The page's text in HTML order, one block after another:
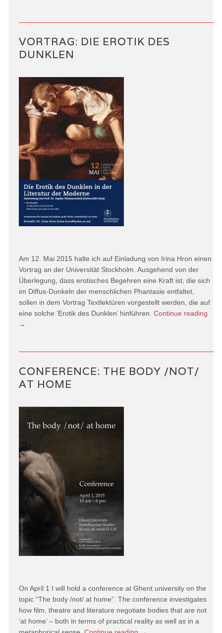
VORTRAG: DIE EROTIK DES
DUNKLEN
Am 12. Mai 2015 halte ich auf Einladung von Irina Hron einen
Vortrag an der Universität Stockholm. Ausgehend von der
Überlegung, dass erotisches Begehren eine Kraft ist, die sich
im Diffus-Dunkeln der menschlichen Phantasie entfaltet,
sollen in dem Vortrag Textlektüren vorgestellt werden, die auf
eine solche ‘Erotik des Dunklen’ hinführen.Continue reading
→
CONFERENCE: THE BODY /NOT/
AT HOME
On April 1 I will hold a conference at Ghent university on the
topic “The body /not/ at home”. The conference investigates
how film, theatre and literature negotiate bodies that are not
‘at home’ – both in terms of practical reality as well as in a